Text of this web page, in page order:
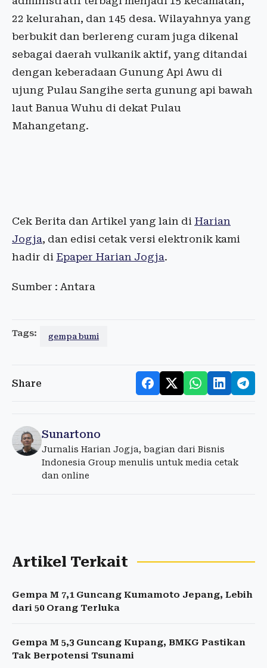
22 kelurahan, dan 145 desa. Wilayahnya yang
berbukit dan berlereng curam juga dikenal
sebagai daerah vulkanik aktif, yang ditandai
dengan keberadaan Gunung Api Awu di
ujung Pulau Sangihe serta gunung api bawah
laut Banua Wuhu di dekat Pulau
Mahangetang.
Cek Berita dan Artikel yang lain di Harian
Jogja, dan edisi cetak versi elektronik kami
hadir di Epaper Harian Jogja.
Sumber : Antara
Tags: gempa bumi
Share
Sunartono
Jurnalis Harian Jogja, bagian dari Bisnis
Indonesia Group menulis untuk media cetak
dan online
Artikel Terkait
Gempa M 7,1 Guncang Kumamoto Jepang, Lebih
dari 50 Orang Terluka
Gempa M 5,3 Guncang Kupang, BMKG Pastikan
Tak Berpotensi Tsunami